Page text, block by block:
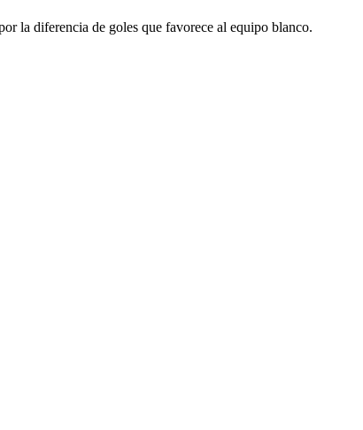
la diferencia de goles que favorece al equipo blanco.